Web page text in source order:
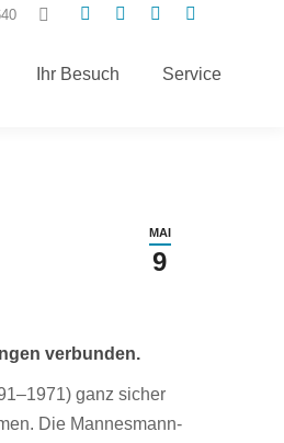
Search:
page opensopensopens
Ihr Besuch Service
MAI
9
verbunden.
ganz sicher
Die Mannesmann-